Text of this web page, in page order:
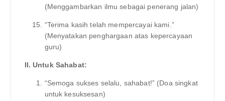
(Menggambarkan ilmu sebagai penerang jalan)
“Terima kasih telah mempercayai kami.”
(Menyatakan penghargaan atas kepercayaan
guru)
II. Untuk Sahabat:
“Semoga sukses selalu, sahabat!” (Doa singkat
untuk kesuksesan)